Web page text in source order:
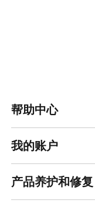
帮助中心
我的账户
产品养护和修复